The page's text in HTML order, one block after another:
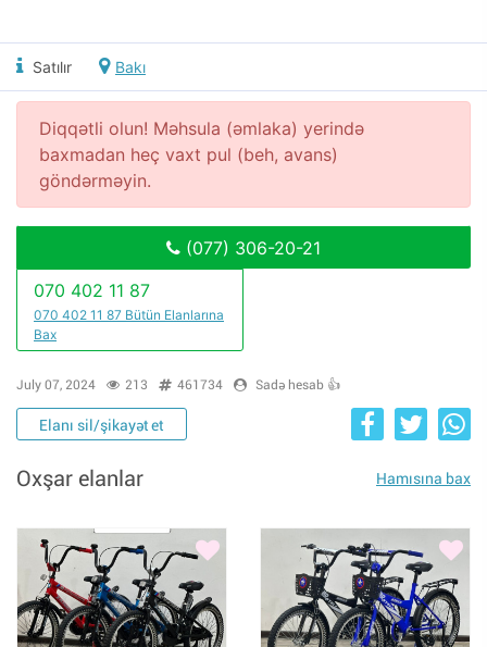
Satılır Bakı
Diqqətli olun! Məhsula (əmlaka) yerində
baxmadan heç vaxt pul (beh, avans)
göndərməyin.
(077) 306-20-21
070 402 11 87
070 402 11 87 Bütün Elanlarına
Bax
July 07, 2024 213 461734 Sadə hesab 👍
Elanı sil/şikayət et
Oxşar elanlar Hamısına bax